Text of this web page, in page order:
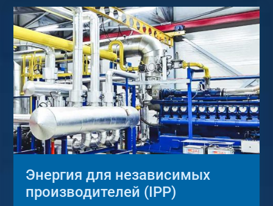
Энергия для независимых
производителей (IPP)